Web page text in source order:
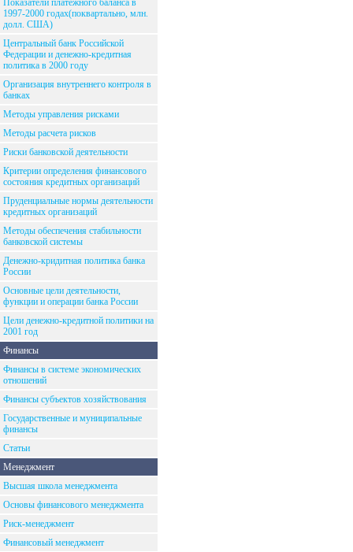
Показатели платежного баланса в
1997-2000 годах(поквартально, млн.
долл. США)
Центральный банк Российской
Федерации и денежно-кредитная
политика в 2000 году
Организация внутреннего контроля в
банках
Методы управления рисками
Методы расчета рисков
Риски банковской деятельности
Критерии определения финансового
состояния кредитных организаций
Пруденциальные нормы деятельности
кредитных организаций
Методы обеспечения стабильности
банковской системы
Денежно-кридитная политика банка
России
Основные цели деятельности,
функции и операции банка России
Цели денежно-кредитной политики на
2001 год
Финансы
Финансы в системе экономических
отношений
Финансы субъектов хозяйствования
Государственные и муниципальные
финансы
Статьи
Менеджмент
Высшая школа менеджмента
Основы финансового менеджмента
Риск-менеджмент
Финансовый менеджмент